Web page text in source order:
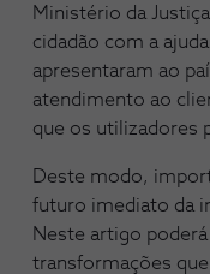
Ministério da
cidadão com a ajuda
apresentaram ao
atendimento ao
que os utilizadores
Deste modo,
futuro imediato da
Neste artigo poderá
transformações